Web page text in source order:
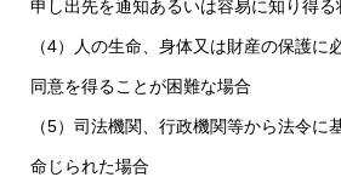
申し出先を通知あるいは容易に知り得
（4）人の生命、身体又は財産の保護に
同意を得ることが困難な場合
（5）司法機関、行政機関等から法令に
命じられた場合